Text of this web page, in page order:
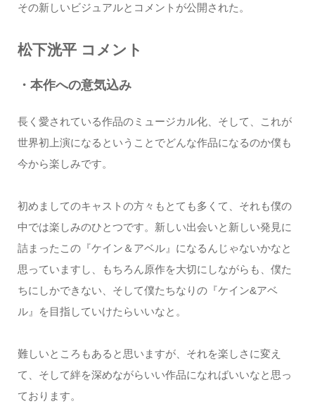
その新しいビジュアルとコメントが公開された。
松下洸平 コメント
・本作への意気込み
長く愛されている作品のミュージカル化、そして、これが
世界初上演になるということでどんな作品になるのか僕も
今から楽しみです。
初めましてのキャストの方々もとても多くて、それも僕の
中では楽しみのひとつです。新しい出会いと新しい発見に
詰まったこの『ケイン＆アベル』になるんじゃないかなと
思っていますし、もちろん原作を大切にしながらも、僕た
ちにしかできない、そして僕たちなりの『ケイン&アベ
ル』を目指していけたらいいなと。
難しいところもあると思いますが、それを楽しさに変え
て、そして絆を深めながらいい作品になればいいなと思っ
ております。